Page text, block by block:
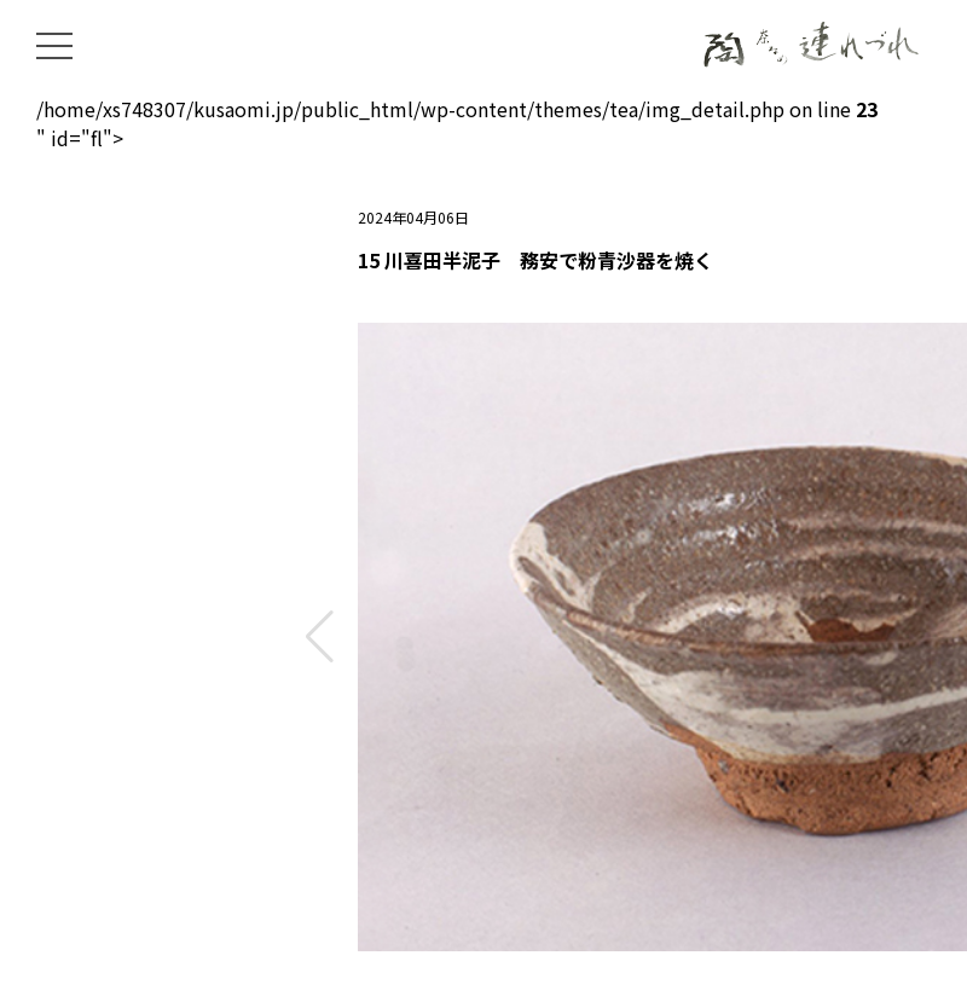
/home/xs748307/kusaomi.jp/public_html/wp-content/themes/tea/img_detail.php on line 23
" id="fl">
2024年04月06日
15 川喜田半泥子 務安で粉青沙器を焼く